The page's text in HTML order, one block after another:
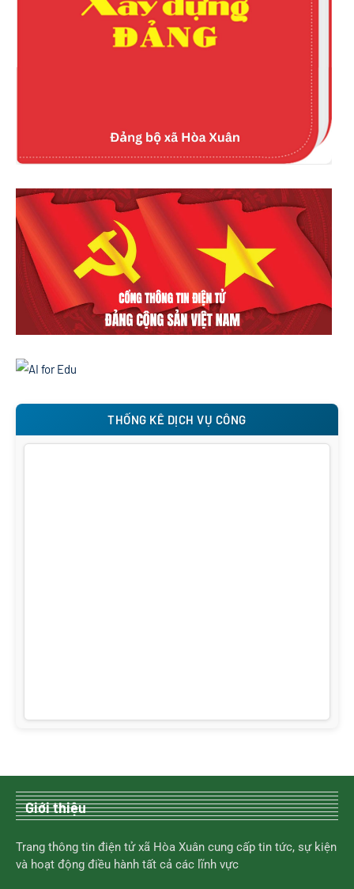
THỐNG KÊ DỊCH VỤ CÔNG
Giới thiệu
Trang thông tin điện tử xã Hòa Xuân cung cấp tin tức, sự kiện
và hoạt động điều hành tất cả các lĩnh vực